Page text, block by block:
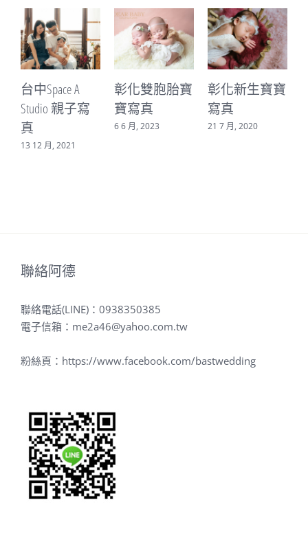
彰化雙胞胎寶
寶寫真
彰化新生寶寶
寫真
21 7 月, 2020
甯甯就是要
你生女兒系
寫真
聯絡阿德
聯絡電話(LINE)： 0938350385
電子信箱： me2a46@yahoo.com.tw
粉絲頁： https://www.facebook.com/bastwedding